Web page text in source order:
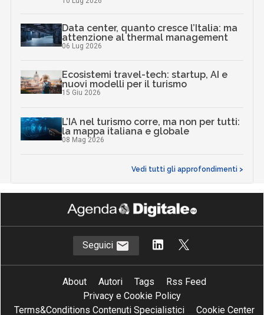
Data center, quanto cresce l’Italia: ma
attenzione al thermal management
06 Lug 2026
Ecosistemi travel-tech: startup, AI e
nuovi modelli per il turismo
15 Giu 2026
L’IA nel turismo corre, ma non per tutti:
la mappa italiana e globale
08 Mag 2026
Vedi tutti gli approfondimenti >
Seguici
About Autori Tags
Rss Feed
Privacy e Cookie Policy
Terms&Conditions Contenuti Specialistici
Cookie Center